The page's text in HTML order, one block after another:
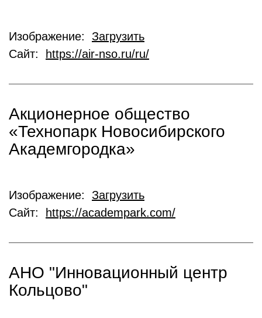
Изображение: Загрузить
Сайт:
https://air-nso.ru/ru/
Акционерное общество
«Технопарк Новосибирского
Академгородка»
Изображение: Загрузить
Сайт:
https://academpark.com/
АНО "Инновационный центр
Кольцово"